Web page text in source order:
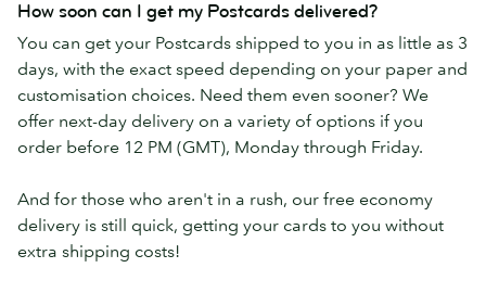
How soon can I get my Postcards delivered?
You can get your Postcards shipped to you in as little as 3
days, with the exact speed depending on your paper and
customisation choices. Need them even sooner? We
offer next-day delivery on a variety of options if you
order before 12 PM (GMT), Monday through Friday.
And for those who aren't in a rush, our free economy
delivery is still quick, getting your cards to you without
extra shipping costs!